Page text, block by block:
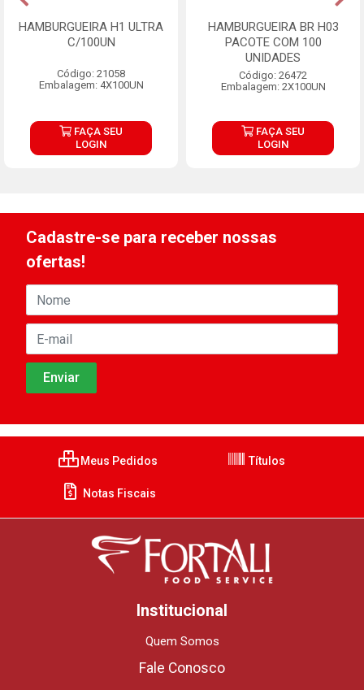
HAMBURGUEIRA H1 ULTRA
C/100UN
Código: 21058
Embalagem: 4X100UN
FAÇA SEU
LOGIN
HAMBURGUEIRA BR H03
PACOTE COM 100
UNIDADES
Código: 26472
Embalagem: 2X100UN
FAÇA SEU
LOGIN
Cadastre-se para receber nossas
ofertas!
Meus Pedidos Títulos
Notas Fiscais
Institucional
Quem Somos
Fale Conosco